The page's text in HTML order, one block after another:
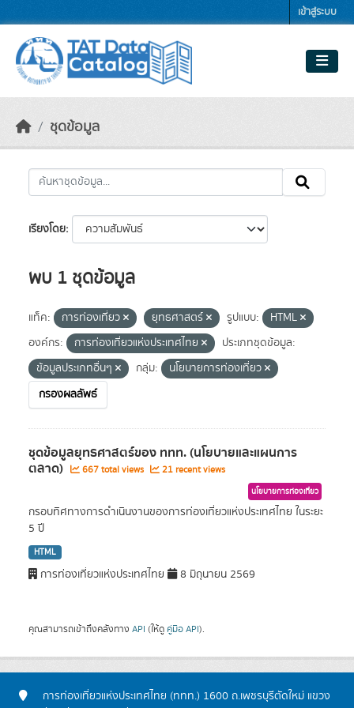
เข้าสู่ระบบ
ชุดข้อมูล
เรียงโดย
พบ 1 ชุดข้อมูล
แท็ค: การท่องเที่ยว ยุทธศาสตร์ รูปแบบ:
HTML
องค์กร:
การท่องเที่ยวแห่งประเทศไทย
ประเภทชุดข้อมูล:
ข้อมูลประเภทอื่นๆ
กลุ่ม:
นโยบายการท่องเที่ยว
กรองผลลัพธ์
ชุดข้อมูลยุทธศาสตร์ของ ททท. (นโยบายและแผนการ
ตลาด) 667 total views 21 recent views
นโยบายการท่องเที่ยว
กรอบทิศทางการดำเนินงานของการท่องเที่ยวแห่งประเทศไทย ในระยะ
5 ปี
HTML
การท่องเที่ยวแห่งประเทศไทย 8 มิถุนายน 2569
คุณสามารถเข้าถึงคลังทาง API (ให้ดู คู่มือ API).
การท่องเที่ยวแห่งประเทศไทย (ททท.) 1600 ถ.เพชรบุรีตัดใหม่ แขวง